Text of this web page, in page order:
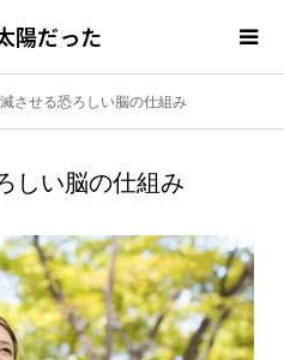
陽だった
させる恐ろしい脳の仕組み
しい脳の仕組み